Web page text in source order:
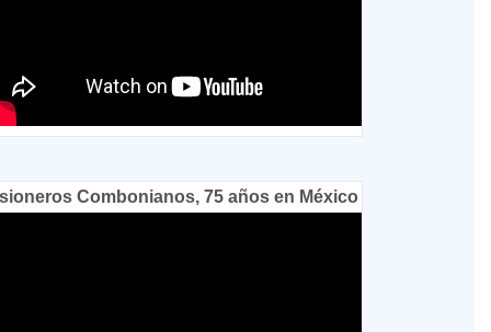
Combonianos, 75 años en México